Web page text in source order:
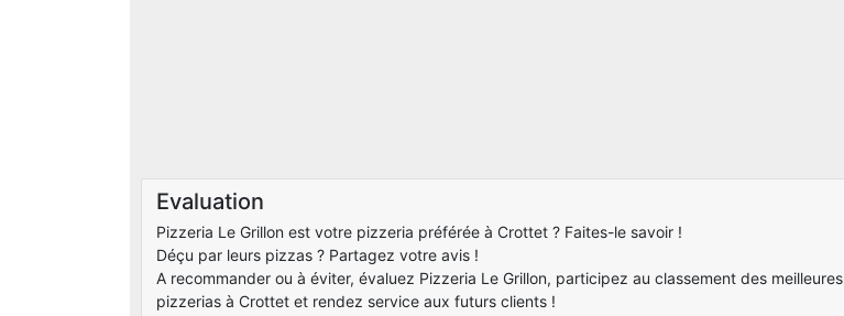
Evaluation
Pizzeria Le Grillon est votre pizzeria préférée à Crottet ? Faites-le savoir !
Déçu par leurs pizzas ? Partagez votre avis !
A recommander ou à éviter, évaluez Pizzeria Le Grillon, participez au classement des meilleures
pizzerias à Crottet et rendez service aux futurs clients !